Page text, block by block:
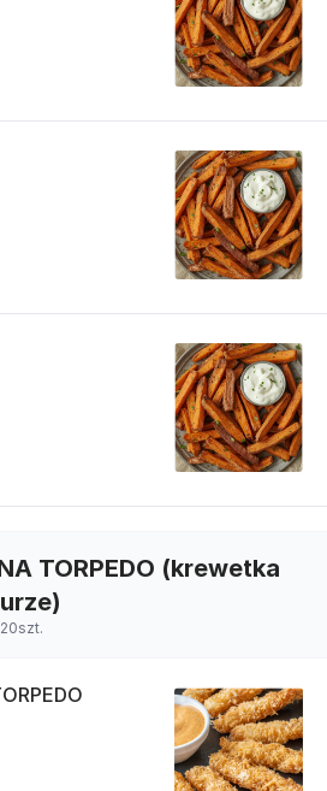
TORPEDO (krewetka